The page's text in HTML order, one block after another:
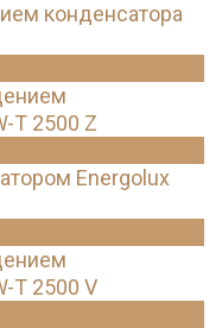
конденсатора
T 2500 Z
Energolux
T 2500 V